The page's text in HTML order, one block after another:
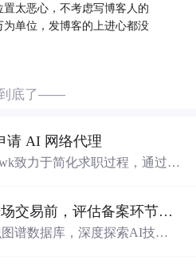
太恶心，不考虑写博客人的
单位，发博客的上进心都没
底了——
请 AI 网络代理
致力于简化求职过程，通过自
科技成果转化项目进场交易前，评估备案环节需要准备哪些材料？.docx
谱数据库，深度探索AI技术